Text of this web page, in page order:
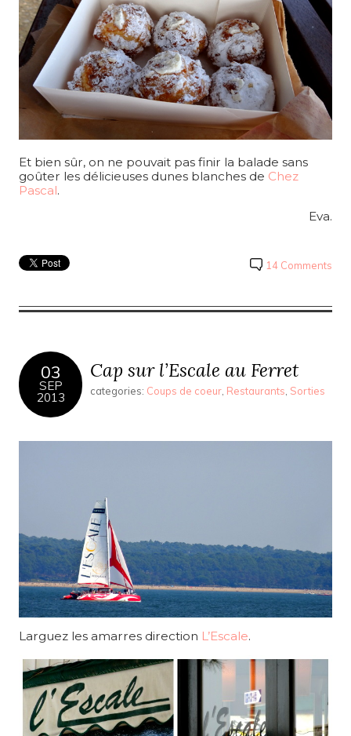
Et bien sûr, on ne pouvait pas finir la balade sans
goûter les délicieuses dunes blanches de Chez
Pascal.
Eva.
14 Comments
03
SEP
2013
Cap sur l’Escale au Ferret
categories: Coups de coeur Restaurants Sorties
Larguez les amarres direction L’Escale.